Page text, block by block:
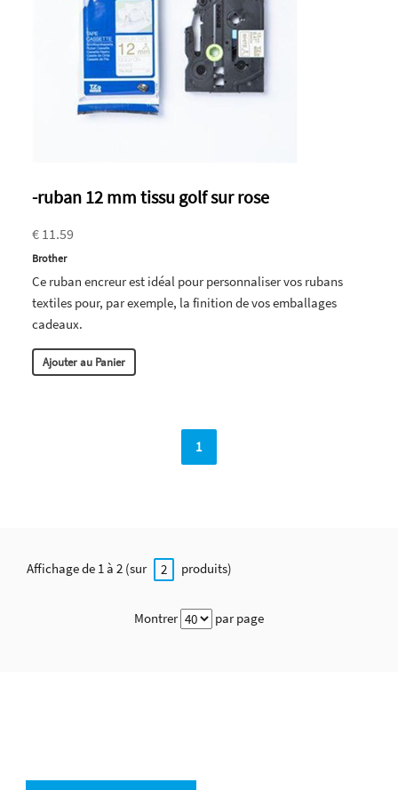
-ruban 12 mm tissu golf sur rose
€ 11.59
Brother
Ce ruban encreur est idéal pour personnaliser vos rubans
textiles pour, par exemple, la finition de vos emballages
cadeaux.
Ajouter au Panier
1
Affichage de 1 à 2 (sur 2 produits)
Montrer par page